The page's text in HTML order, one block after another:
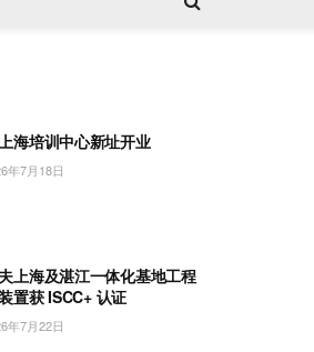
海培训中心新址开业
年7月18日
上海及湛江一体化基地工程
置获 ISCC+ 认证
年7月22日